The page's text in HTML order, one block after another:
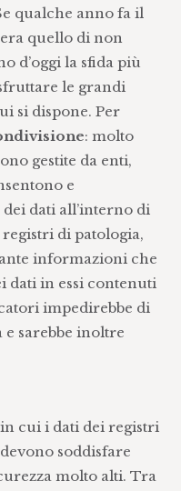
qualche anno fa il
quello di non
d’oggi la sfida più
le grandi
si dispone. Per
: molto
gestite da enti,
e
dati all’interno di
di patologia,
informazioni che
dati in essi contenuti
impedirebbe di
sarebbe inoltre
cui i dati dei registri
soddisfare
molto alti. Tra